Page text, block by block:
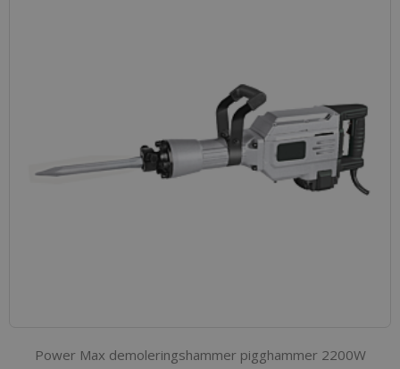
Power Max demoleringshammer pigghammer 2200W